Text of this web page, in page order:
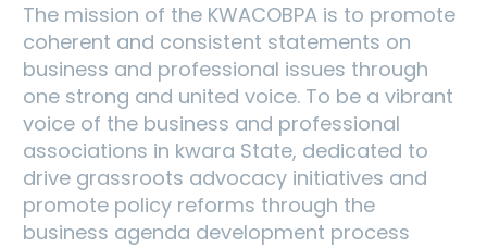
The mission of the KWACOBPA is to promote
coherent and consistent statements on
business and professional issues through
one strong and united voice. To be a vibrant
voice of the business and professional
associations in kwara State, dedicated to
drive grassroots advocacy initiatives and
promote policy reforms through the
business agenda development process